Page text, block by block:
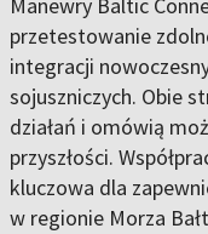
Manewry Baltic
przetestowanie
integracji
sojuszniczych. Obie
działań i omówią
przyszłości.
kluczowa dla
w regionie Morza